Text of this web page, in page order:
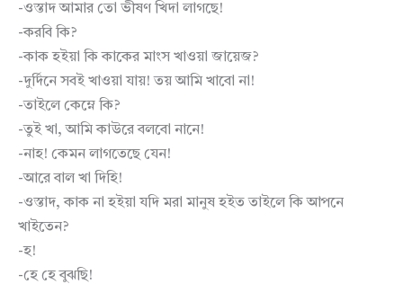
-ওস্তাদ আমার তো ভীষণ খিদা লাগছে!
-করবি কি?
-কাক হইয়া কি কাকের মাংস খাওয়া জায়েজ?
-দুর্দিনে সবই খাওয়া যায়! তয় আমি খাবো না!
-তাইলে কেম্নে কি?
-তুই খা, আমি কাউরে বলবো নানে!
-নাহ! কেমন লাগতেছে যেন!
-আরে বাল খা দিহি!
-ওস্তাদ, কাক না হইয়া যদি মরা মানুষ হইত তাইলে কি আপনে
খাইতেন?
-হ!
-হে হে বুঝছি!